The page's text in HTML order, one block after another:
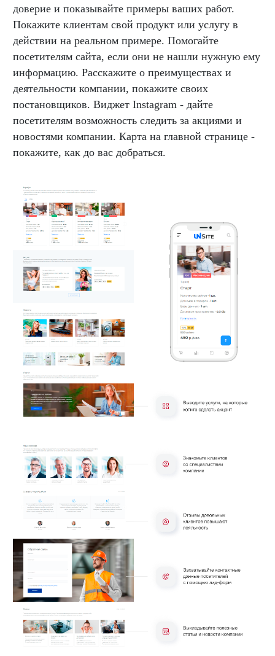
доверие и показывайте примеры ваших работ.
Покажите клиентам свой продукт или услугу в
действии на реальном примере. Помогайте
посетителям сайта, если они не нашли нужную ему
информацию. Расскажите о преимуществах и
деятельности компании, покажите своих
постановщиков. Виджет Instagram - дайте
посетителям возможность следить за акциями и
новостями компании. Карта на главной странице -
покажите, как до вас добраться.